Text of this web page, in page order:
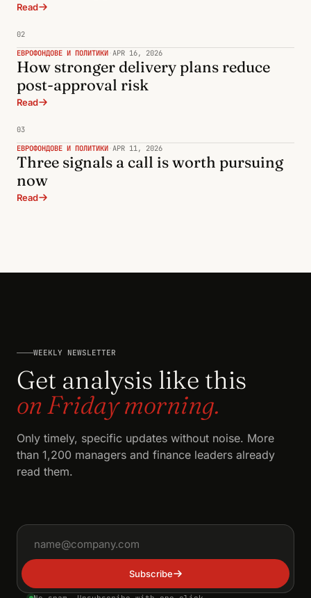
Read
02
ЕВРОФОНДОВЕ И ПОЛИТИКИ ·APR 16, 2026
How stronger delivery plans reduce
post-approval risk
Read
03
ЕВРОФОНДОВЕ И ПОЛИТИКИ ·APR 11, 2026
Three signals a call is worth pursuing
now
Read
WEEKLY NEWSLETTER
Get analysis like this
on Friday morning.
Only timely, specific updates without noise. More
than 1,200 managers and finance leaders already
read them.
Subscribe